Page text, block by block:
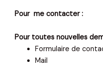
Pour me contacter :
Pour toutes nouvelles
Formulaire de
Mail